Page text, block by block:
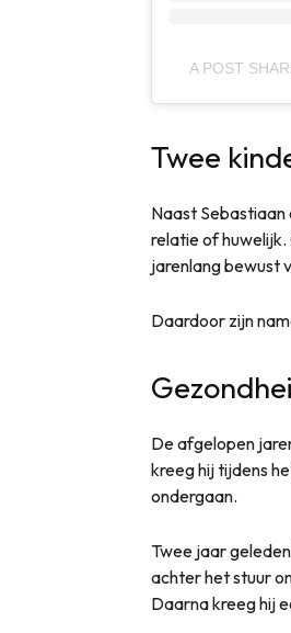
A POST
Twee
Naast Sebastiaan
relatie of
jarenlang bewust
Daardoor zijn
De afgelopen
kreeg hij tijdens
ondergaan.
Twee jaar
achter het stuur
Daarna kreeg hij